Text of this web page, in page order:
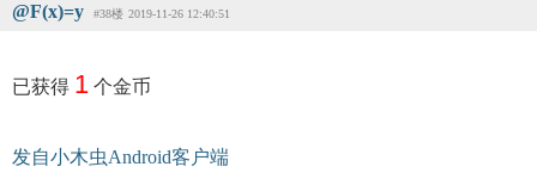
@F(x)=y #38楼 2019-11-26 12:40:51
已获得 1 个金币
发自小木虫Android客户端